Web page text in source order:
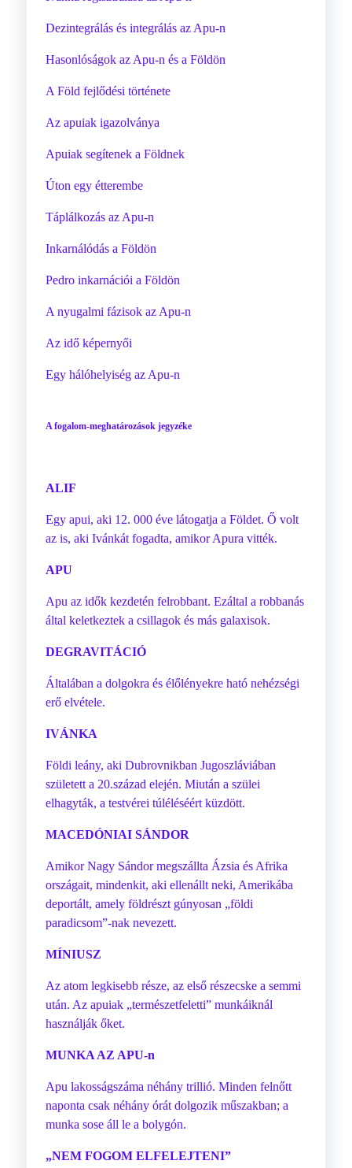
Dezintegrálás és integrálás az Apu-n
Hasonlóságok az Apu-n és a Földön
A Föld fejlődési története
Az apuiak igazolványa
Apuiak segítenek a Földnek
Úton egy étterembe
Táplálkozás az Apu-n
Inkarnálódás a Földön
Pedro inkarnációi a Földön
A nyugalmi fázisok az Apu-n
Az idő képernyői
Egy hálóhelyiség az Apu-n
A fogalom-meghatározások jegyzéke
ALIF
Egy apui, aki 12. 000 éve látogatja a Földet. Ő volt
az is, aki Ivánkát fogadta, amikor Apura vitték.
APU
Apu az idők kezdetén felrobbant. Ezáltal a robbanás
által keletkeztek a csillagok és más galaxisok.
DEGRAVITÁCIÓ
Általában a dolgokra és élőlényekre ható nehézségi
erő elvétele.
IVÁNKA
Földi leány, aki Dubrovnikban Jugoszláviában
született a 20.század elején. Miután a szülei
elhagyták, a testvérei túléléséért küzdött.
MACEDÓNIAI SÁNDOR
Amikor Nagy Sándor megszállta Ázsia és Afrika
országait, mindenkit, aki ellenállt neki, Amerikába
deportált, amely földrészt gúnyosan „földi
paradicsom”-nak nevezett.
MÍNIUSZ
Az atom legkisebb része, az első részecske a semmi
után. Az apuiak „természetfeletti” munkáiknál
használják őket.
MUNKA AZ APU-n
Apu lakosságszáma néhány trillió. Minden felnőtt
naponta csak néhány órát dolgozik műszakban; a
munka sose áll le a bolygón.
„NEM FOGOM ELFELEJTENI”